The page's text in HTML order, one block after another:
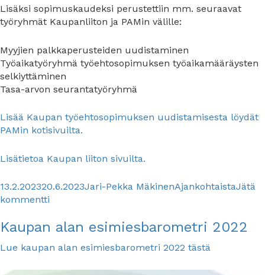
Lisäksi sopimuskaudeksi perustettiin mm. seuraavat
työryhmät Kaupanliiton ja PAMin välille:
Myyjien palkkaperusteiden uudistaminen
Työaikatyöryhmä työehtosopimuksen työaikamääräysten
selkiyttäminen
Tasa-arvon seurantatyöryhmä
Lisää Kaupan työehtosopimuksen uudistamisesta löydät
PAMin kotisivuilta.
Lisätietoa Kaupan liiton sivuilta.
Julkaistu
13.2.202320.6.2023Kirjoittaja
Jari-Pekka MäkinenKategoriat
AjankohtaistaJätä
kommentti
PALKAT
1.6.2023
Kaupan alan esimiesbarometri 2022
Lue kaupan alan esimiesbarometri 2022 tästä